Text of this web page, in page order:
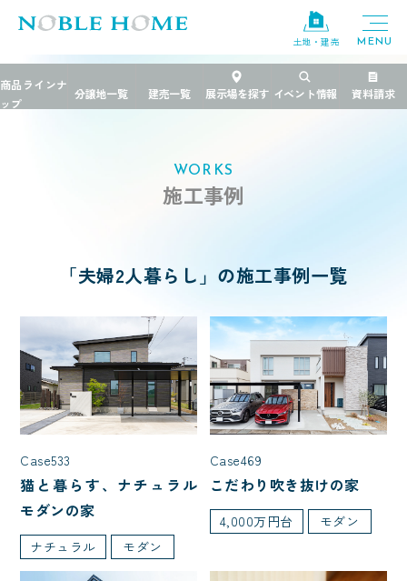
土地・建売
TOP> 施工事例> 夫婦2人暮らし
WORKS
施工事例
「夫婦2人暮らし」の施工事例一覧
Case533
猫と暮らす、ナチュラル
モダンの家
ナチュラル モダン
Case469
こだわり吹き抜けの家
4,000万円台 モダン
×
エリア
価格帯
1,000万円台
2,000万円台
5,000万円台
部屋数